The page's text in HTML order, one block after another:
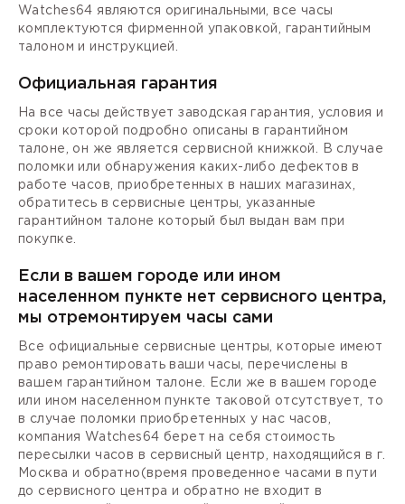
Watches64 являются оригинальными, все часы
комплектуются фирменной упаковкой, гарантийным
талоном и инструкцией.
Официальная гарантия
На все часы действует заводская гарантия, условия и
сроки которой подробно описаны в гарантийном
талоне, он же является сервисной книжкой. В случае
поломки или обнаружения каких-либо дефектов в
работе часов, приобретенных в наших магазинах,
обратитесь в сервисные центры, указанные
гарантийном талоне который был выдан вам при
покупке.
Если в вашем городе или ином
населенном пункте нет сервисного центра,
мы отремонтируем часы сами
Все официальные сервисные центры, которые имеют
право ремонтировать ваши часы, перечислены в
вашем гарантийном талоне. Если же в вашем городе
или ином населенном пункте таковой отсутствует, то
в случае поломки приобретенных у нас часов,
компания Watches64 берет на себя стоимость
пересылки часов в сервисный центр, находящийся в г.
Москва и обратно(время проведенное часами в пути
до сервисного центра и обратно не входит в